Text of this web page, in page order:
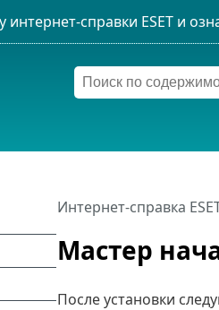
Мастер
Интернет-справка
После установки